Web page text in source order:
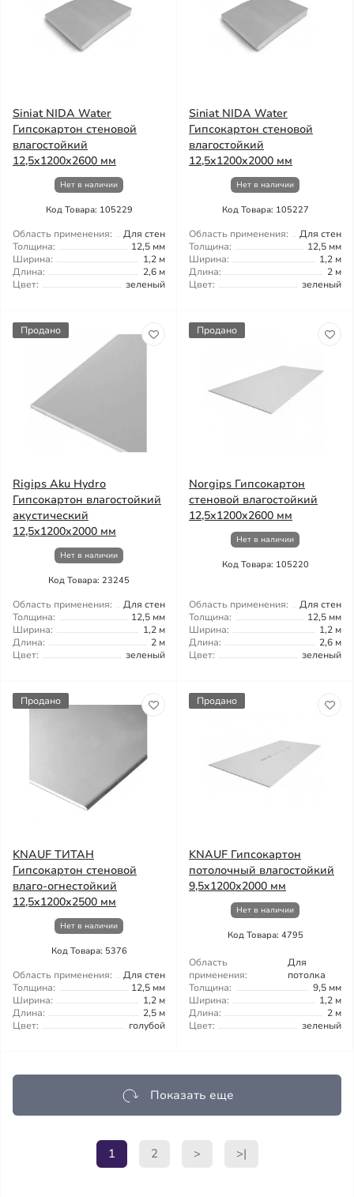
Siniat NIDA Water
Гипсокартон стеновой
влагостойкий
12,5x1200x2600 мм
Нет в наличии
Код Товара: 105229
Область применения:
Для стен
Толщина:
12,5 мм
Ширина:
1,2 м
Длина:
2,6 м
Цвет:
зеленый
Siniat NIDA Water
Гипсокартон стеновой
влагостойкий
12,5x1200x2000 мм
Нет в наличии
Код Товара: 105227
Область применения:
Для стен
Толщина:
12,5 мм
Ширина:
1,2 м
Длина:
2 м
Цвет:
зеленый
Продано
Rigips Aku Hydro
Гипсокартон влагостойкий
акустический
12,5x1200x2000 мм
Нет в наличии
Код Товара: 23245
Область применения:
Для стен
Толщина:
12,5 мм
Ширина:
1,2 м
Длина:
2 м
Цвет:
зеленый
Продано
Norgips Гипсокартон
стеновой влагостойкий
12,5x1200x2600 мм
Нет в наличии
Код Товара: 105220
Область применения:
Для стен
Толщина:
12,5 мм
Ширина:
1,2 м
Длина:
2,6 м
Цвет:
зеленый
Продано
KNAUF ТИТАН
Гипсокартон стеновой
влаго-огнестойкий
12,5x1200x2500 мм
Нет в наличии
Код Товара: 5376
Область применения:
Для стен
Толщина:
12,5 мм
Ширина:
1,2 м
Длина:
2,5 м
Цвет:
голубой
Продано
KNAUF Гипсокартон
потолочный влагостойкий
9,5x1200x2000 мм
Нет в наличии
Код Товара: 4795
Область
применения:
Для
потолка
Толщина:
9,5 мм
Ширина:
1,2 м
Длина:
2 м
Цвет:
зеленый
Показать еще
1 2 > >|